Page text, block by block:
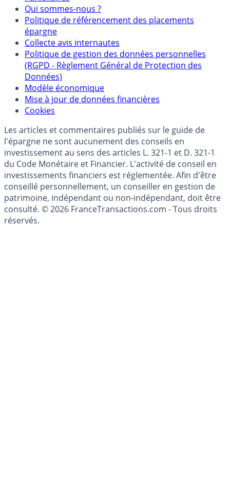
Mentions légales et Conditions d’utilisation
Partenaires
Qui sommes-nous ?
Politique de référencement des placements
épargne
Collecte avis internautes
Politique de gestion des données personnelles
(RGPD - Règlement Général de Protection des
Données)
Modèle économique
Cookies
Les articles et commentaires publiés sur le guide de
l'épargne ne sont aucunement des conseils en
investissement au sens des articles L. 321-1 et D. 321-1
du Code Monétaire et Financier. L'activité de conseil en
investissements financiers est réglementée. Afin d'être
conseillé personnellement, un conseiller en gestion de
patrimoine, indépendant ou non-indépendant, doit être